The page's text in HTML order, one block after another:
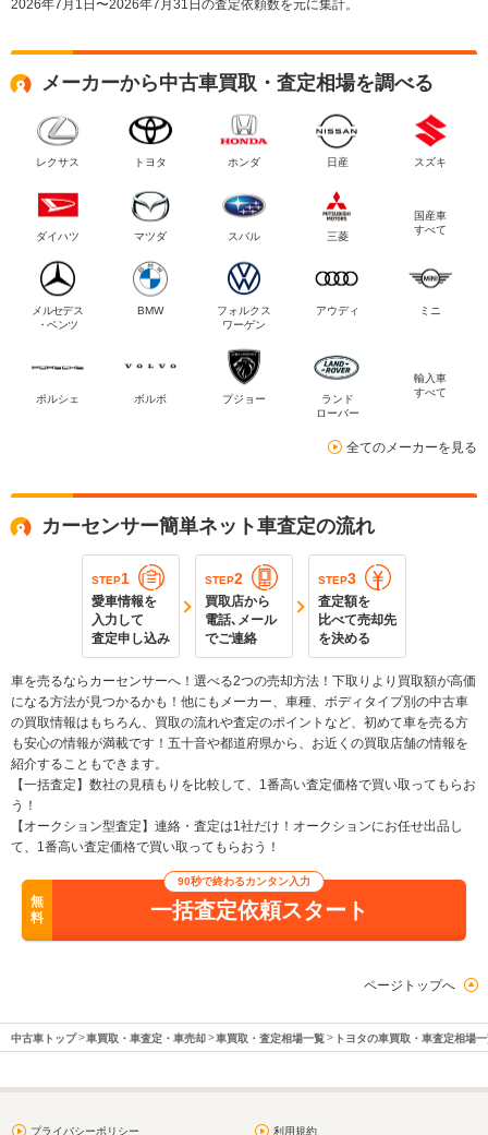
2026年7月1日〜2026年7月31日の査定依頼数を元に集計。
メーカーから中古車買取・査定相場を調べる
レクサス トヨタ ホンダ 日産 スズキ
ダイハツ マツダ スバル 三菱
国産車
すべて
メルセデス
・ベンツ
BMW
フォルクス
ワーゲン
アウディ ミニ
ポルシェ ボルボ プジョー
ランド
ローバー
輸入車
すべて
全てのメーカーを見る
カーセンサー簡単ネット車査定の流れ
STEP1
愛車情報を
入力して
査定申し込み
STEP2
買取店から
電話､メール
でご連絡
STEP3
査定額を
比べて売却先
を決める
車を売るならカーセンサーへ！選べる2つの売却方法！下取りより買取額が高価
になる方法が見つかるかも！他にもメーカー、車種、ボディタイプ別の中古車
の買取情報はもちろん、買取の流れや査定のポイントなど、初めて車を売る方
も安心の情報が満載です！五十音や都道府県から、お近くの買取店舗の情報を
紹介することもできます。
【一括査定】数社の見積もりを比較して、1番高い査定価格で買い取ってもらお
う！
【オークション型査定】連絡・査定は1社だけ！オークションにお任せ出品し
て、1番高い査定価格で買い取ってもらおう！
無
料
90秒で終わるカンタン入力
一括査定依頼スタート
ページトップへ
中古車トップ 車買取・車査定・車売却 車買取・査定相場一覧 トヨタの車買取・車査定相場
プライバシーポリシー 利用規約